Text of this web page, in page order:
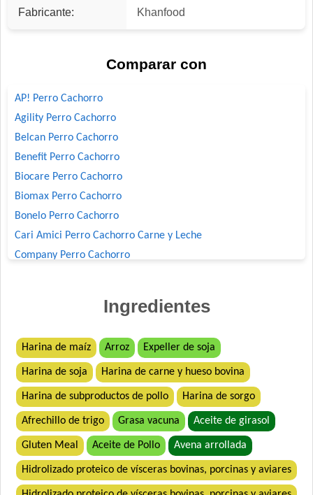
Fabricante: Khanfood
Comparar con
AP! Perro Cachorro
Agility Perro Cachorro
Belcan Perro Cachorro
Benefit Perro Cachorro
Biocare Perro Cachorro
Biomax Perro Cachorro
Bonelo Perro Cachorro
Cari Amici Perro Cachorro Carne y Leche
Company Perro Cachorro
Deleita Super Premium Perro Cachorro
Dog Chow Perro Cachorro Mini
Dog Selection Criadores Cachorros
Dog Selection Etiqueta Negra Cachorros
Dog Selection Premium Cachorros
Dogui Perro Cachorro
Dr. Cossia Super Premium Dog Perro Cachorro Mordida
Grande
Estampa Plus Perro Cachorro
Ingredientes
Harina de maíz Arroz Expeller de soja
Harina de soja Harina de carne y hueso bovina
Harina de subproductos de pollo Harina de sorgo
Afrechillo de trigo Grasa vacuna Aceite de girasol
Gluten Meal Aceite de Pollo Avena arrollada
Hidrolizado proteico de vísceras bovinas, porcinas y aviares